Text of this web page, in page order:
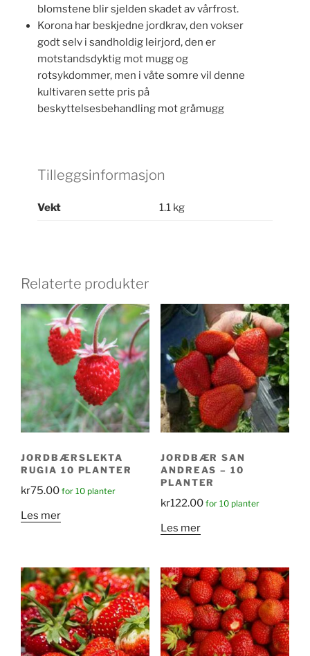
blomstene blir sjelden skadet av vårfrost.
Korona har beskjedne jordkrav, den vokser
godt selv i sandholdig leirjord, den er
motstandsdyktig mot mugg og
rotsykdommer, men i våte somre vil denne
kultivaren sette pris på
beskyttelsesbehandling mot gråmugg
Tilleggsinformasjon
Vekt 1.1 kg
Relaterte produkter
JORDBÆRSLEKTA
RUGIA 10 PLANTER
kr75.00 for 10 planter
Les mer
JORDBÆR SAN
ANDREAS – 10
PLANTER
kr122.00 for 10 planter
Les mer